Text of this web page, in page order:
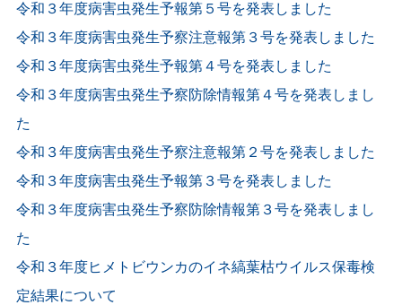
令和３年度病害虫発生予報第５号を発表しました
令和３年度病害虫発生予察注意報第３号を発表しました
令和３年度病害虫発生予報第４号を発表しました
令和３年度病害虫発生予察防除情報第４号を発表しまし
た
令和３年度病害虫発生予察注意報第２号を発表しました
令和３年度病害虫発生予報第３号を発表しました
令和３年度病害虫発生予察防除情報第３号を発表しまし
た
令和３年度ヒメトビウンカのイネ縞葉枯ウイルス保毒検
定結果について